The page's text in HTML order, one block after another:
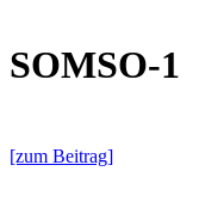
SOMSO-1
[zum Beitrag]